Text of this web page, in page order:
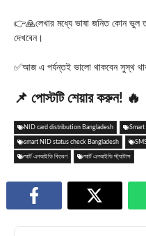
👉🙏লেখার মধ্যে ভাষা জনিত কোন ভুল
দেখবেন।
✅আজ এ পর্যন্তই ভালো থাকবেন সুস্থ
📌 পোস্টটি শেয়ার করুন! 🔥
NID card distribution Bangladesh Smart
smart NID status check Bangladesh
স্মার্ট এনআইডি বিতরণ স্মার্ট এনআইডি স্ট্যাটাস